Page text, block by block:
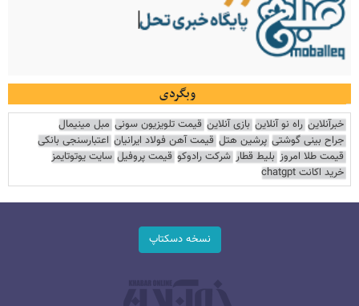
وبگردی
خبرآنلاین راه نو آنلاین بازی آنلاین قیمت تلویزیون سونی مبل مینیمال
جراح بینی گوشتی پرشین هتل قیمت آهن فولاد ایرانیان اعتبارسنجی بانکی
قیمت طلا امروز بلیط قطار شرکت رادوکو قیمت پروفیل سایت یوتوتایمز
خرید اکانت chatgpt
نسخه دسکتاپ